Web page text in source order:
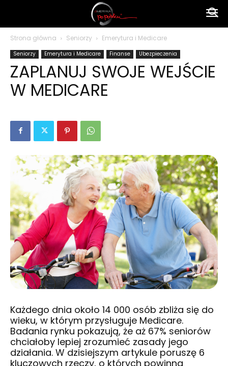
Strona główna Seniorzy Emerytura i Medicare
Seniorzy Emerytura i Medicare Finanse Ubezpieczenia
ZAPLANUJ SWOJE WEJŚCIE
W MEDICARE
Każdego dnia około 14 000 osób zbliża się do
wieku, w którym przysługuje Medicare.
Badania rynku pokazują, że aż 67% seniorów
chciałoby lepiej zrozumieć zasady jego
działania. W dzisiejszym artykule poruszę 6
kluczowych rzeczy, o których powinna